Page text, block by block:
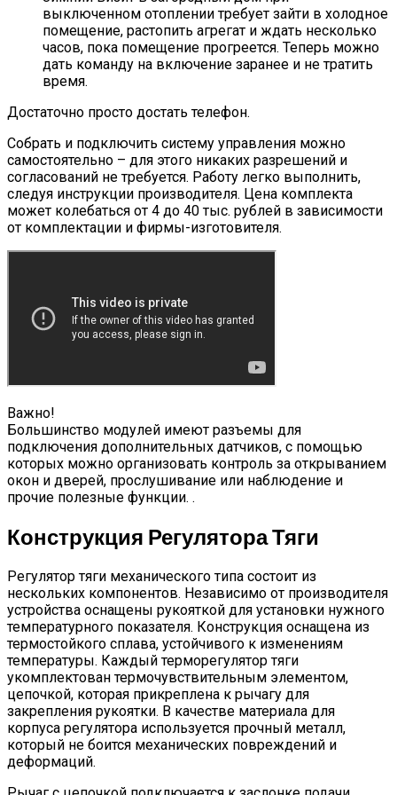
выключенном отоплении требует зайти в холодное
помещение, растопить агрегат и ждать несколько
часов, пока помещение прогреется. Теперь можно
дать команду на включение заранее и не тратить
время.
Достаточно просто достать телефон.
Собрать и подключить систему управления можно
самостоятельно – для этого никаких разрешений и
согласований не требуется. Работу легко выполнить,
следуя инструкции производителя. Цена комплекта
может колебаться от 4 до 40 тыс. рублей в зависимости
от комплектации и фирмы-изготовителя.
Важно!
Большинство модулей имеют разъемы для
подключения дополнительных датчиков, с помощью
которых можно организовать контроль за открыванием
окон и дверей, прослушивание или наблюдение и
прочие полезные функции. .
Конструкция Регулятора Тяги
Регулятор тяги механического типа состоит из
нескольких компонентов. Независимо от производителя
устройства оснащены рукояткой для установки нужного
температурного показателя. Конструкция оснащена из
термостойкого сплава, устойчивого к изменениям
температуры. Каждый терморегулятор тяги
укомплектован термочувствительным элементом,
цепочкой, которая прикреплена к рычагу для
закрепления рукоятки. В качестве материала для
корпуса регулятора используется прочный металл,
который не боится механических повреждений и
деформаций.